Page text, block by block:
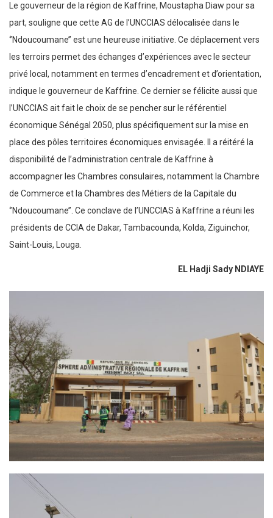
Le gouverneur de la région de Kaffrine, Moustapha Diaw pour sa
part, souligne que cette AG de l’UNCCIAS délocalisée dans le
‘’Ndoucoumane’’ est une heureuse initiative. Ce déplacement vers
les terroirs permet des échanges d’expériences avec le secteur
privé local, notamment en termes d’encadrement et d’orientation,
indique le gouverneur de Kaffrine. Ce dernier se félicite aussi que
l’UNCCIAS ait fait le choix de se pencher sur le référentiel
économique Sénégal 2050, plus spécifiquement sur la mise en
place des pôles territoires économiques envisagée. Il a réitéré la
disponibilité de l’administration centrale de Kaffrine à
accompagner les Chambres consulaires, notamment la Chambre
de Commerce et la Chambres des Métiers de la Capitale du
‘’Ndoucoumane’’. Ce conclave de l’UNCCIAS à Kaffrine a réuni les
présidents de CCIA de Dakar, Tambacounda, Kolda, Ziguinchor,
Saint-Louis, Louga.
EL Hadji Sady NDIAYE